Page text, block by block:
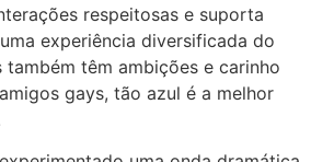
respeitosas e suporta
experiência diversificada do
também têm ambições e carinho
gays, tão azul é a melhor